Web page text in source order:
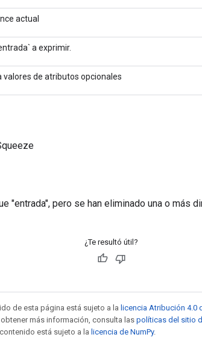
actual
a exprimir.
valores de atributos opcionales
"entrada", pero se han eliminado una o más
¿Te resultó útil?
de esta página está sujeto a la licencia Atribución 4.0
obtener más información, consulta las políticas del sitio
está sujeto a la licencia de NumPy.